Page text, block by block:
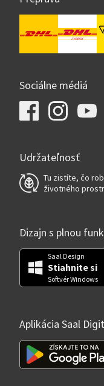
Sociálne médiá
Udržateľnosť
Tu zistíte, čo
životného
Dizajn s plnou
Saal Design
Stiahnite si
Softvér Windows
Aplikácia Saal